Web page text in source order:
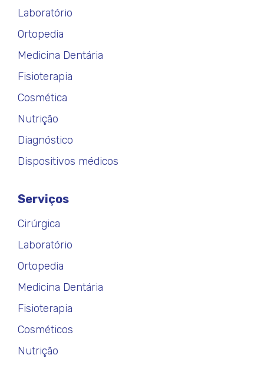
Laboratório
Ortopedia
Medicina Dentária
Fisioterapia
Cosmética
Nutrição
Diagnóstico
Dispositivos médicos
Serviços
Cirúrgica
Laboratório
Ortopedia
Medicina Dentária
Fisioterapia
Cosméticos
Nutrição